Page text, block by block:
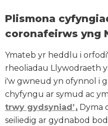
Plismona
coronafeirws yng
Ymateb yr heddlu i
rheoliadau Llywodraeth
i'w gwneud yn ofynnol i
chyfyngu ar symud ac
trwy gydsyniad’. Dyma
seiliedig ar gydnabod